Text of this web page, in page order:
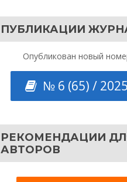
ПУБЛИКАЦИИ
Опубликован новый
№ 6 (65) / 2025
РЕКОМЕНДАЦИИ
АВТОРОВ